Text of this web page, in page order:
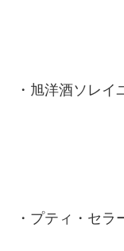
・旭洋酒ソレイ
・プティ・セラ